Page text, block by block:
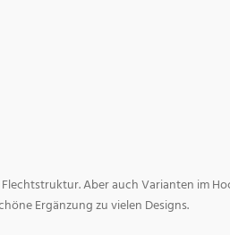
Aber auch Varianten im
Ergänzung zu vielen Designs.